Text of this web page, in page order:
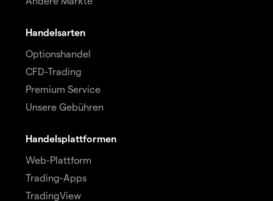
Handelsarten
Optionshandel
CFD-Trading
Premium Service
Unsere Gebühren
Handelsplattformen
Web-Plattform
Trading-Apps
TradingView